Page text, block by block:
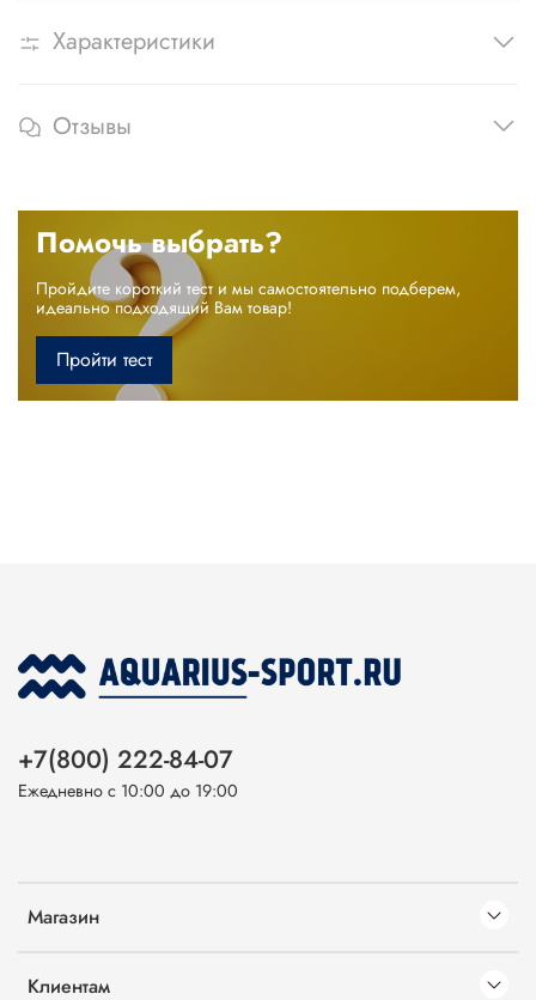
Характеристики
Отзывы
Помочь выбрать?
Пройдите короткий тест и мы самостоятельно подберем,
идеально подходящий Вам товар!
Пройти тест
Магазин
Клиентам
+7(800) 222-84-07
Ежедневно с 10:00 до 19:00